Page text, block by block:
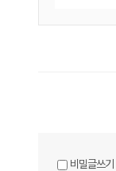
비밀글쓰기